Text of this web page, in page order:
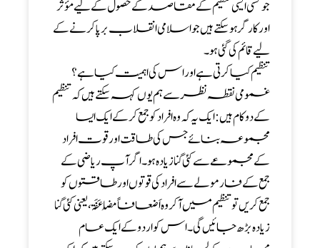
جو کسی ایسی تنظیم کے مقاصد کے حصول کے لیے مؤثر
اور کارگر ہو سکتے ہیں جو اسلامی انقلاب برپا کرنے کے
لیے قائم کی گئی ہو۔
تنظیم کیا کرتی ہے اور اس کی اہمیت کیا ہے؟
عمومی نقطہ نظر سے ہم یوں کہہ سکتے ہیں کہ تنظیم
کے دو کام ہیں:ایک یہ کہ وہ افراد کو جمع کر کے ایک ایسا
مجموعہ بنائے جس کی طاقت اور قوت افراد
کے مجموعے سے کئی گنا زیادہ ہو۔ اگر آپ ریاضی کے
جمع کے فارمولے سے افراد کی قوتوں اور طاقتوں کو
جمع کریں تو تنظیم میں آکر وہ اَضعافاً مُضاعَفَۃ ،یعنی کئی گنا
زیادہ بڑھ جائیں گی۔ اس کو اردو کے ایک عام